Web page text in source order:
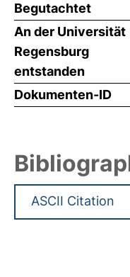
Begutachtet
An der Universität
Regensburg
entstanden
Dokumenten-ID